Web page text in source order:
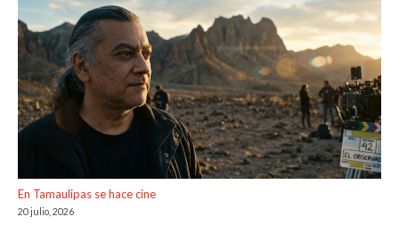
En Tamaulipas se hace cine
20 julio, 2026